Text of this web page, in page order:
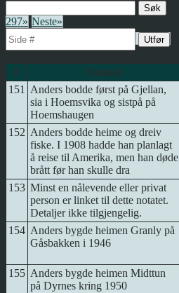
297» Neste»
# Notater
151
Anders bodde først på Gjellan,
sia i Hoemsvika og sistpå på
Hoemshaugen
152 Anders bodde heime og dreiv
fiske. I 1908 hadde han planlagt
å reise til Amerika, men han døde
brått før han skulle dra
153 Minst en nålevende eller privat
person er linket til dette notatet.
Detaljer ikke tilgjengelig.
154 Anders bygde heimen Granly på
Gåsbakken i 1946
155 Anders bygde heimen Midttun
på Dyrnes kring 1950